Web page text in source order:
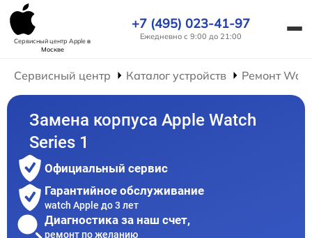
Сервисный центр Appleв
Москве
+7 (495) 023-41-97
Ежедневно с 9:00 до 21:00
Сервисный центр Каталог устройств Ремонт
Замена корпуса Apple Watch
Series 1
Официальный сервис
Гарантийное обслуживание
watch Apple до 3 лет
Диагностика за наш счет,
ремонт по желанию